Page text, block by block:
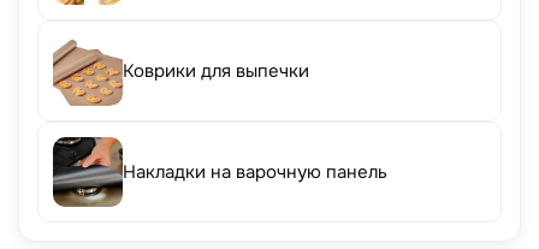
Коврики для выпечки
Накладки на варочную панель